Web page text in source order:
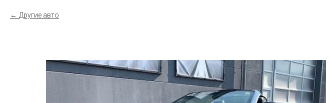
Другие авто